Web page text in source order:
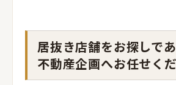
居抜き店舗をお探しで
不動産企画へお任せく